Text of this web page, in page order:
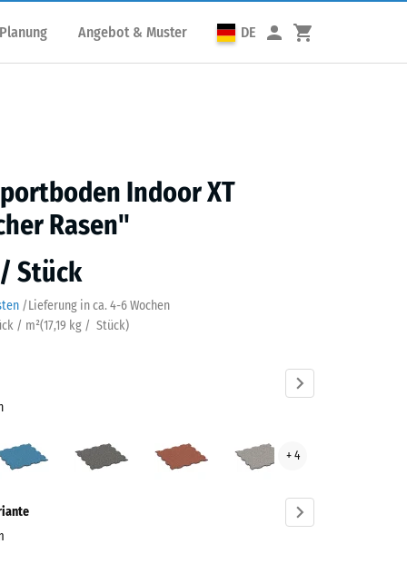
Angebot & Muster DE
Indoor XT
Rasen"
Stück
/Lieferung in ca. 4-6 Wochen
/ m²(17,19 kg / Stück)
Granit
Granit
+ 4